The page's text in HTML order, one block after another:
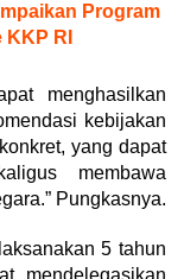
Program
RI
menghasilkan
kebijakan
yang dapat
membawa
Pungkasnya.
5 tahun